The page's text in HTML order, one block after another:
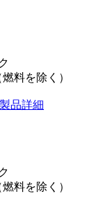
料を除く）
製品詳細
料を除く）